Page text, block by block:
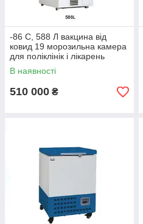
-86 С, 588 Л вакцина від
ковид 19 морозильна камера
для поліклінік і лікарень
зберігання градусів
В наявності
510 000 ₴